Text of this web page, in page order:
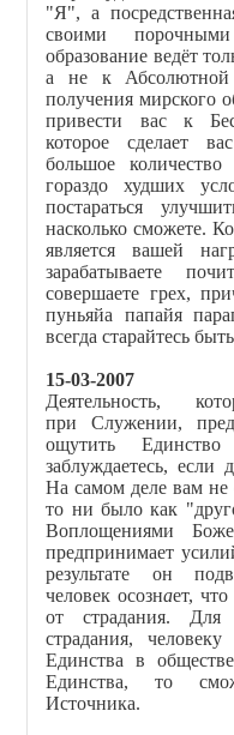
"Я", а
своими
образование ведёт
а не к Абсолютной
получения мирского
привести вас к
которое сделает
большое
гораздо худших
постараться
насколько сможете.
является вашей
зарабатываете
совершаете грех,
пуньяйа папайя
всегда старайтесь
15-03-2007
Деятельность,
при Служении,
ощутить
заблуждаетесь,
На самом деле вам не
то ни было как
Воплощениями
предпринимает
результате он
человек осознает,
от страдания. Для
страдания,
Единства в
Единства, то
Источника.